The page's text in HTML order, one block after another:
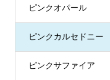
ピンクオパール
ピンクカルセドニー
ピンクサファイア